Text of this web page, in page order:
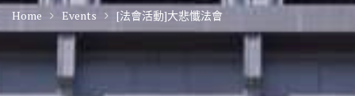
Home Events [法會活動]大悲懺法會